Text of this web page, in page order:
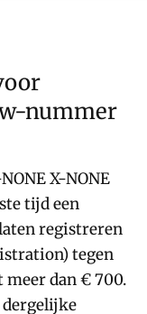
nummer
X-NONE
tijd een
registreren
tegen
meer dan € 700.
dergelijke